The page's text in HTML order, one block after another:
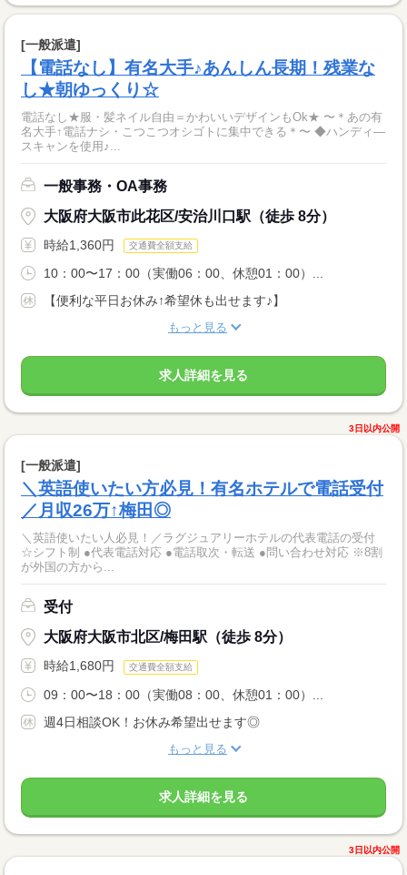
[一般派遣]
【電話なし】有名大手♪あんしん長期！残業な
し★朝ゆっくり☆
電話なし★服・髪ネイル自由＝かわいいデザインもOk★ 〜＊あの有
名大手↑電話ナシ・こつこつオシゴトに集中できる＊〜 ◆ハンディ―
スキャンを使用♪...
一般事務・OA事務
大阪府大阪市此花区/安治川口駅（徒歩 8分）
時給1,360円 交通費全額支給
10：00〜17：00（実働06：00、休憩01：00）...
【便利な平日お休み↑希望休も出せます♪】
もっと見る
求人詳細を見る
3日以内公開
[一般派遣]
＼英語使いたい方必見！有名ホテルで電話受付
／月収26万↑梅田◎
＼英語使いたい人必見！／ラグジュアリーホテルの代表電話の受付
☆シフト制 ●代表電話対応 ●電話取次・転送 ●問い合わせ対応 ※8割
が外国の方から...
受付
大阪府大阪市北区/梅田駅（徒歩 8分）
時給1,680円 交通費全額支給
09：00〜18：00（実働08：00、休憩01：00）...
週4日相談OK！お休み希望出せます◎
もっと見る
求人詳細を見る
3日以内公開